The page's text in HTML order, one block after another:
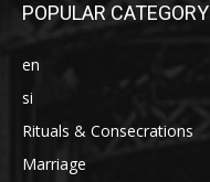
POPULAR CATEGORY
en
si
Rituals & Consecrations
Marriage